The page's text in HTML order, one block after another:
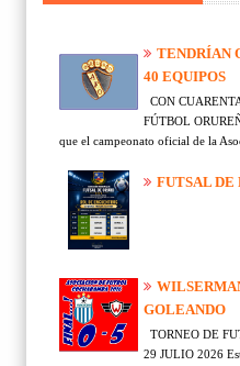
TENDRÍAN
40 EQUIPOS
CON
FÚTBOL
que el campeonato oficial de la
FUTSAL DE
GOLEANDO
TORNEO DE
29 JULIO 2026